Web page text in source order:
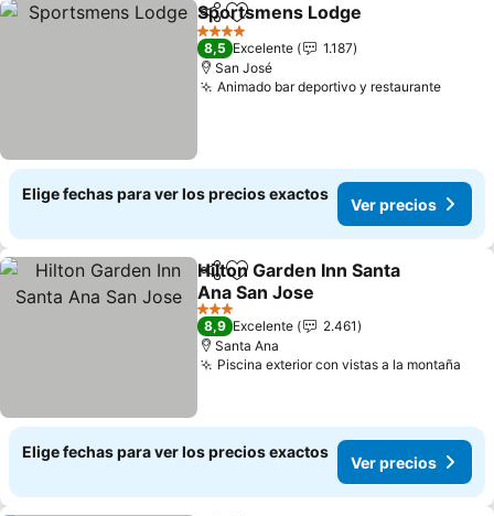
CompartirAgregar a favoritos
Sportsmens Lodge
4 Estrellas
8,5 Excelente
1.187
San José
Animado bar deportivo y restauranteVer
Elige fechas para ver los precios exactos
Ver precios
CompartirAgregar a favoritos
Hilton Garden Inn Santa
Ana San Jose
Ver precios
3 Estrellas
8,9 Excelente
2.461
Santa Ana
Piscina exterior con vistas a la montaña
Elige fechas para ver los precios exactos
Ver precios